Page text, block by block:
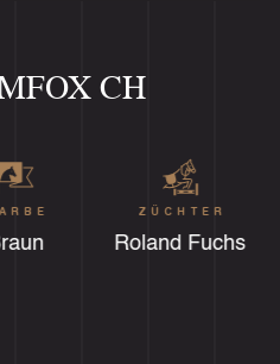
CH
ZÜCHTER
Roland Fuchs